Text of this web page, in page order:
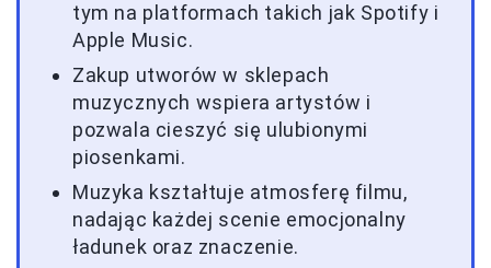
tym na platformach takich jak Spotify i
Apple Music.
Zakup utworów w sklepach
muzycznych wspiera artystów i
pozwala cieszyć się ulubionymi
piosenkami.
Muzyka kształtuje atmosferę filmu,
nadając każdej scenie emocjonalny
ładunek oraz znaczenie.